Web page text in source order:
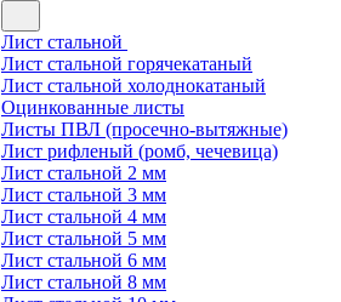
Лист стальной
Лист стальной горячекатаный
Лист стальной холоднокатаный
Оцинкованные листы
Листы ПВЛ (просечно-вытяжные)
Лист рифленый (ромб, чечевица)
Лист стальной 2 мм
Лист стальной 3 мм
Лист стальной 4 мм
Лист стальной 5 мм
Лист стальной 6 мм
Лист стальной 8 мм